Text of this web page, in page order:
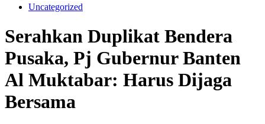
Uncategorized
Serahkan Duplikat Bendera
Pusaka, Pj Gubernur Banten
Al Muktabar: Harus Dijaga
Bersama